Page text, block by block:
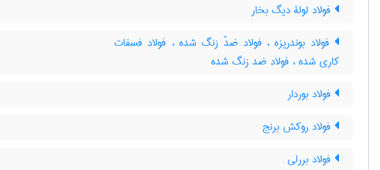
فولاد لولۀ دیگ بخار
فولاد بوندریزه ، فولاد ضدّ زنگ شده ، فولاد فسفات
کاری شده ، فولاد ضد زنگ شده
فولاد بوردار
فولاد روکش برنج
فولاد بررلی